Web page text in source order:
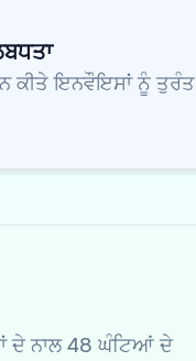
ਕੀਤੇ ਇਨਵੌਇਸਾਂ ਨੂੰ ਤੁਰੰਤ
ਦੇ ਨਾਲ 48 ਘੰਟਿਆਂ ਦੇ